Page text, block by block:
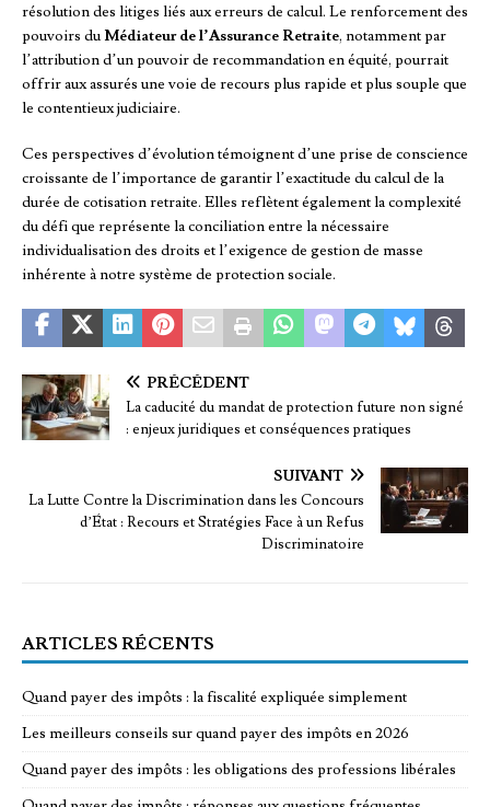
résolution des litiges liés aux erreurs de calcul. Le renforcement des
pouvoirs duMédiateur de l’Assurance Retraite, notamment par
l’attribution d’un pouvoir de recommandation en équité, pourrait
offrir aux assurés une voie de recours plus rapide et plus souple que
le contentieux judiciaire.
Ces perspectives d’évolution témoignent d’une prise de conscience
croissante de l’importance de garantir l’exactitude du calcul de la
durée de cotisation retraite. Elles reflètent également la complexité
du défi que représente la conciliation entre la nécessaire
individualisation des droits et l’exigence de gestion de masse
inhérente à notre système de protection sociale.
PRÉCÉDENT
La caducité du mandat de protection future non signé
: enjeux juridiques et conséquences pratiques
SUIVANT
La Lutte Contre la Discrimination dans les Concours
d’État : Recours et Stratégies Face à un Refus
Discriminatoire
ARTICLES RÉCENTS
Quand payer des impôts : la fiscalité expliquée simplement
Les meilleurs conseils sur quand payer des impôts en 2026
Quand payer des impôts : les obligations des professions libérales